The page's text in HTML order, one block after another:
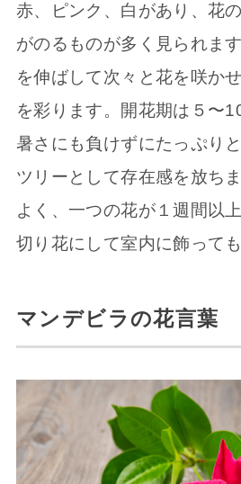
赤、ピンク、白があり、花
がのるものが多く見られま
を伸ばして次々と花を咲か
を彩ります。開花期は５〜
暑さにも負けずにたっぷり
ツリーとして存在感を放ち
よく、一つの花が１週間以
切り花にして室内に飾って
マンデビラの花言葉